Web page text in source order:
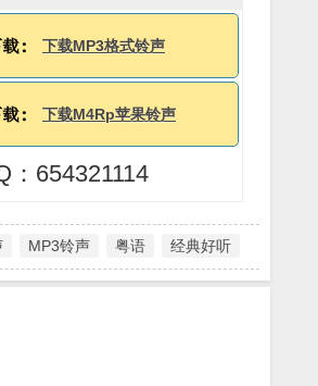
下载MP3格式铃声
下载M4Rp苹果铃声
：654321114
MP3铃声 粤语 经典好听